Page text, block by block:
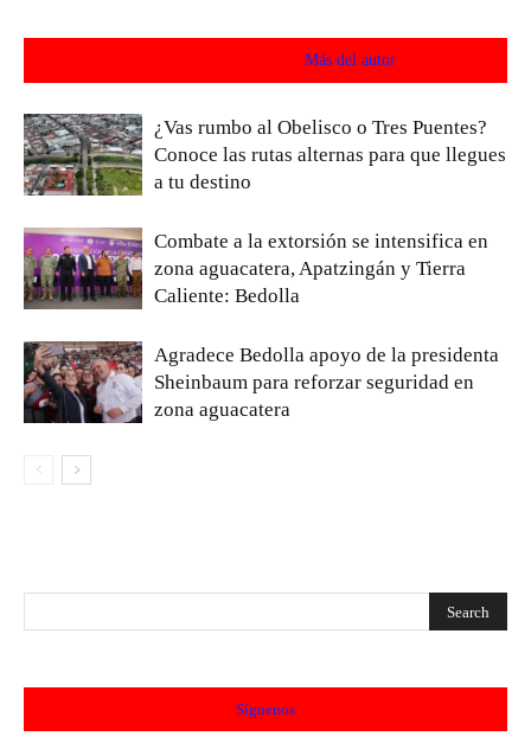
Más del autor
¿Vas rumbo al Obelisco o Tres Puentes?
Conoce las rutas alternas para que llegues
a tu destino
Combate a la extorsión se intensifica en
zona aguacatera, Apatzingán y Tierra
Caliente: Bedolla
Agradece Bedolla apoyo de la presidenta
Sheinbaum para reforzar seguridad en
zona aguacatera
Síguenos